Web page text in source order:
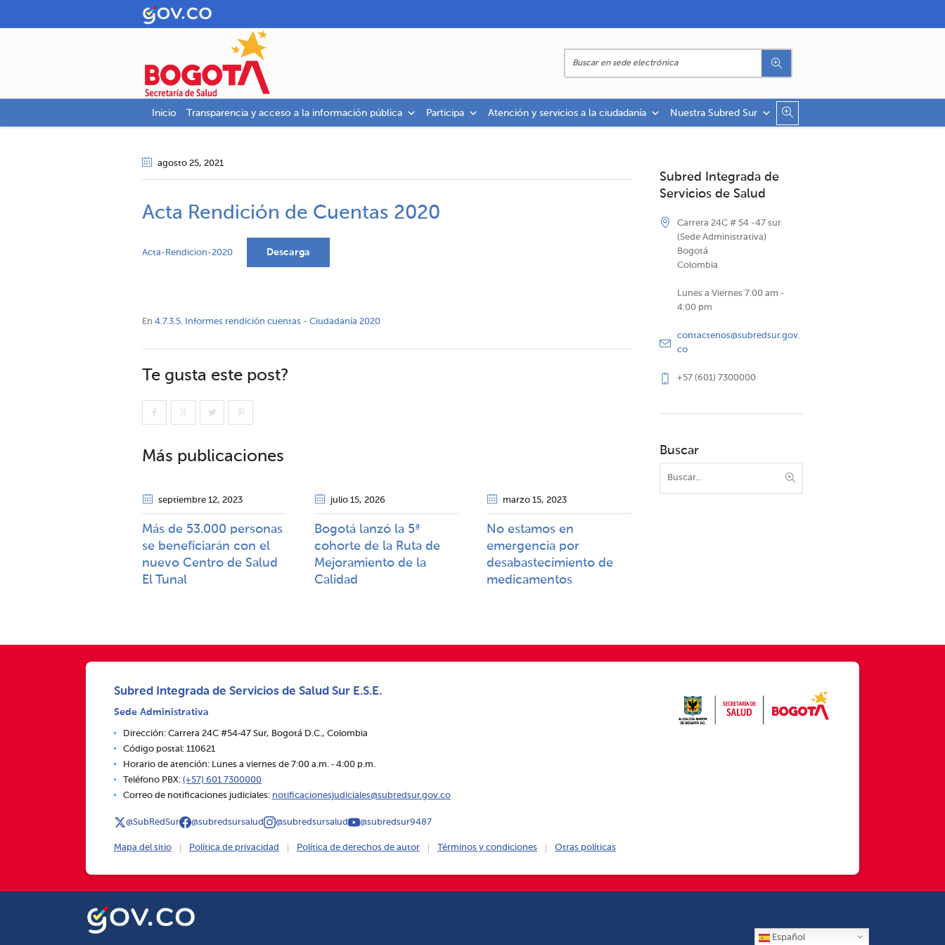
Inicio Transparencia y acceso a la información pública Participa Atención y servicios a la ciudadanía Nuestra Subred Sur
agosto 25, 2021
Acta Rendición de Cuentas 2020
Acta-Rendicion-2020 Descarga
En 4.7.3.5. Informes rendición cuentas - Ciudadanía 2020
Te gusta este post?
Más publicaciones
septiembre 12, 2023
Más de 53.000 personas
se beneficiarán con el
nuevo Centro de Salud
El Tunal
julio 15, 2026
Bogotá lanzó la 5ª
cohorte de la Ruta de
Mejoramiento de la
Calidad​​
marzo 15, 2023
No estamos en
emergencia por
desabastecimiento de
medicamentos
Subred Integrada de
Servicios de Salud
Carrera 24C # 54 -47 sur
(Sede Administrativa)
Bogotá
Colombia
Lunes a Viernes 7:00 am -
4:00 pm
contactenos@subredsur.gov.
co
+57 (601) 7300000
Buscar
Subred Integrada de Servicios de Salud Sur E.S.E.
Sede Administrativa
Dirección: Carrera 24C #54‑47 Sur, Bogotá D.C., Colombia
Código postal: 110621
Horario de atención: Lunes a viernes de 7:00 a.m. ‑ 4:00 p.m.
Teléfono PBX: (+57) 601 7300000
Correo de notificaciones judiciales: notificacionesjudiciales@subredsur.gov.co
@SubRedSur @subredsursalud @subredsursalud @subredsur9487
Mapa del sitio Política de privacidad Política de derechos de autor Términos y condiciones Otras políticas
Español